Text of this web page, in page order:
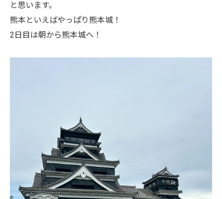
と思います。
熊本といえばやっぱり熊本城！
2日目は朝から熊本城へ！